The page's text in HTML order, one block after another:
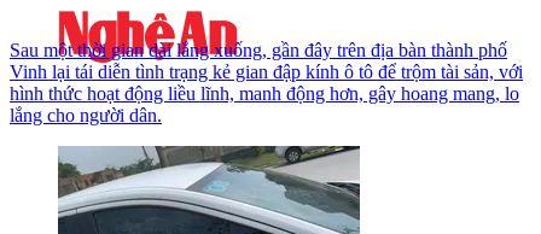
Sau một thời gian dài lắng xuống, gần đây trên địa bàn thành phố
Vinh lại tái diễn tình trạng kẻ gian đập kính ô tô để trộm tài sản, với
hình thức hoạt động liều lĩnh, manh động hơn, gây hoang mang, lo
lắng cho người dân.